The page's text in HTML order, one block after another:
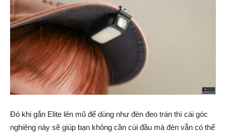
Đó khi gắn Elite lên mũ để dùng như đèn đeo trán thì cái góc
nghiêng này sẽ giúp bạn không cần cúi đầu mà đèn vẫn có thể